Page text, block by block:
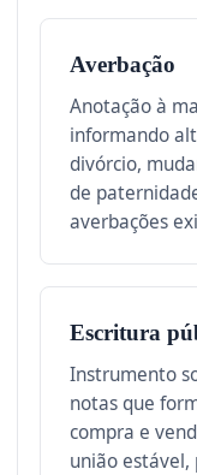
Averbação
Anotação à
informando
divórcio,
de
averbações
Escritura
Instrumento
notas que
compra e
união estável,